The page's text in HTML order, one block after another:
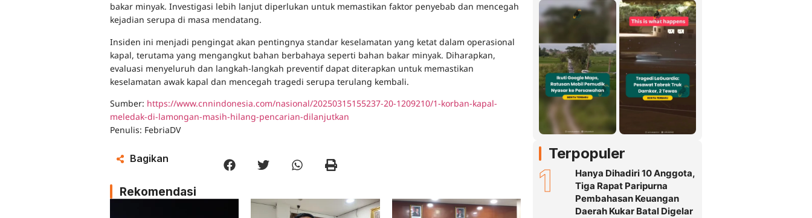
bakar minyak. Investigasi lebih lanjut diperlukan untuk memastikan faktor penyebab dan mencegah
kejadian serupa di masa mendatang.
Insiden ini menjadi pengingat akan pentingnya standar keselamatan yang ketat dalam operasional
kapal, terutama yang mengangkut bahan berbahaya seperti bahan bakar minyak. Diharapkan,
evaluasi menyeluruh dan langkah-langkah preventif dapat diterapkan untuk memastikan
keselamatan awak kapal dan mencegah tragedi serupa terulang kembali.
Sumber: https://www.cnnindonesia.com/nasional/20250315155237-20-1209210/1-korban-kapal-
meledak-di-lamongan-masih-hilang-pencarian-dilanjutkan
Penulis: FebriaDV
Bagikan
Rekomendasi
Terpopuler
1
Hanya Dihadiri 10 Anggota,
Tiga Rapat Paripurna
Pembahasan Keuangan
Daerah Kukar Batal Digelar